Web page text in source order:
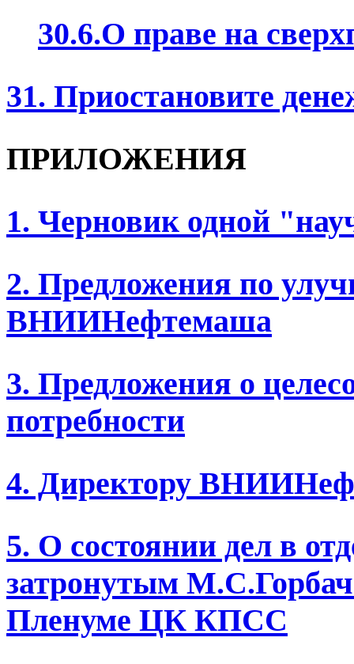
30.6.О праве на
31. Приостановите
ПРИЛОЖЕНИЯ
1. Черновик одной
2. Предложения по
ВНИИНефтемаша
3. Предложения о
потребности
4. Директору
5. О состоянии дел в
затронутым
Пленуме ЦК КПСС